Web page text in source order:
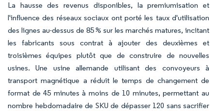
La hausse des revenus disponibles, la premiumisation et
l'influence des réseaux sociaux ont porté les taux d'utilisation
des lignes au-dessus de 85 % sur les marchés matures, incitant
les fabricants sous contrat à ajouter des deuxièmes et
troisièmes équipes plutôt que de construire de nouvelles
usines. Une usine allemande utilisant des convoyeurs à
transport magnétique a réduit le temps de changement de
format de 45 minutes à moins de 10 minutes, permettant au
nombre hebdomadaire de SKU de dépasser 120 sans sacrifier